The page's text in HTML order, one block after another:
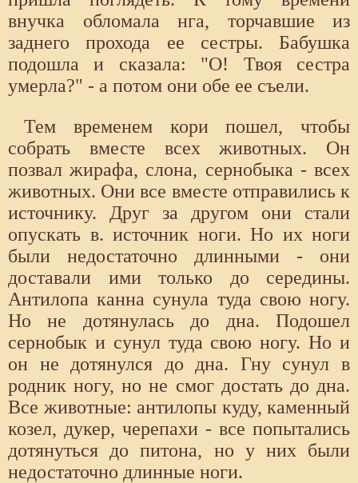
внучка обломала нга, торчавшие из
заднего прохода ее сестры. Бабушка
подошла и сказала: "О! Твоя сестра
умерла?" - а потом они обе ее съели.
Тем временем кори пошел, чтобы
собрать вместе всех животных. Он
позвал жирафа, слона, сернобыка - всех
животных. Они все вместе отправились к
источнику. Друг за другом они стали
опускать в. источник ноги. Но их ноги
были недостаточно длинными - они
доставали ими только до середины.
Антилопа канна сунула туда свою ногу.
Но не дотянулась до дна. Подошел
сернобык и сунул туда свою ногу. Но и
он не дотянулся до дна. Гну сунул в
родник ногу, но не смог достать до дна.
Все животные: антилопы куду, каменный
козел, дукер, черепахи - все попытались
дотянуться до питона, но у них были
недостаточно длинные ноги.